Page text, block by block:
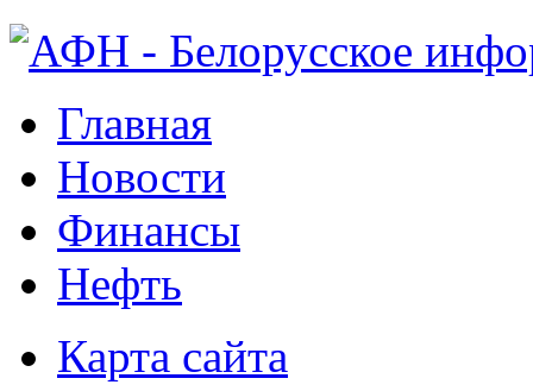
Главная
Новости
Финансы
Нефть
Карта сайта